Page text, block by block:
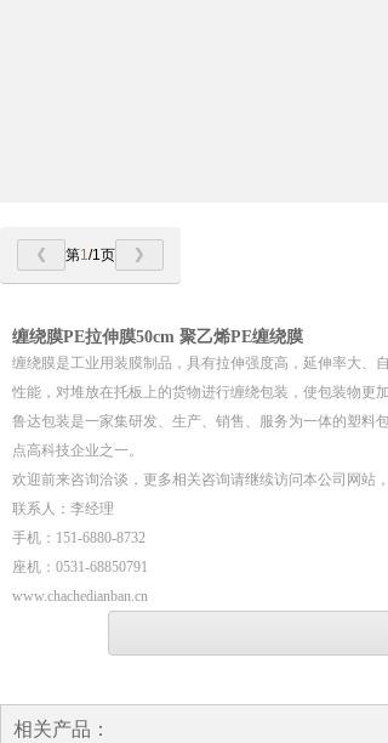
第1/1页
缠绕膜PE拉伸膜50cm 聚乙烯PE缠绕膜
缠绕膜是工业用装膜制品，具有拉伸强度高，延伸率大
性能，对堆放在托板上的货物进行缠绕包装，使包装物更
鲁达包装是一家集研发、生产、销售、服务为一体的塑料
点高科技企业之一。
欢迎前来咨询洽谈，更多相关咨询请继续访问本公司网站
联系人：李经理
手机：151-6880-8732
座机：0531-68850791
www.chachedianban.cn
相关产品：